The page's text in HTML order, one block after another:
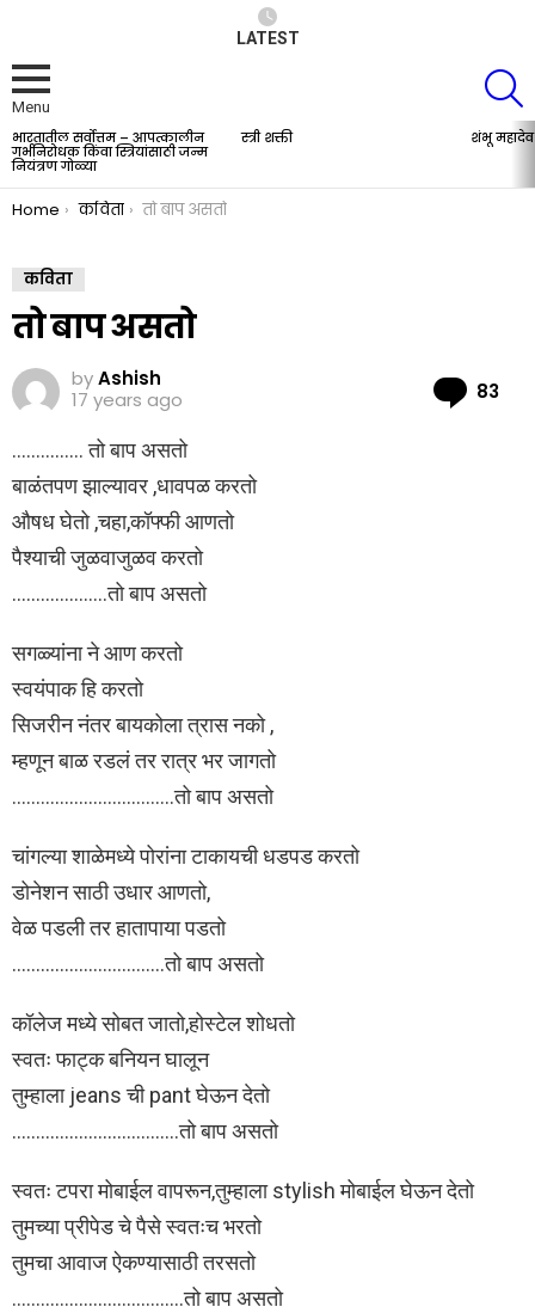
LATEST
Menu
LATEST
STORIES
भारतातील सर्वोत्तम – आपत्कालीन
गर्भनिरोधक किंवा स्त्रियांसाठी जन्म
नियंत्रण गोळ्या
स्त्री शक्ती शंभू महादेव
You are here:
Home कविता तो बाप असतो
कविता
तो बाप असतो
byAshish
17 years ago
83
…………… तो बाप असतो
बाळंतपण झाल्यावर ,धावपळ करतो
औषध घेतो ,चहा,कॉफ्फी आणतो
पैश्याची जुळवाजुळव करतो
………………..तो बाप असतो
सगळ्यांना ने आण करतो
स्वयंपाक हि करतो
सिजरीन नंतर बायकोला त्रास नको ,
म्हणून बाळ रडलं तर रात्र भर जागतो
…………………………….तो बाप असतो
चांगल्या शाळेमध्ये पोरांना टाकायची धडपड करतो
डोनेशन साठी उधार आणतो,
वेळ पडली तर हातापाया पडतो
…………………………..तो बाप असतो
कॉलेज मध्ये सोबत जातो,होस्टेल शोधतो
स्वतः फाट्क बनियन घालून
तुम्हाला jeans ची pant घेऊन देतो
……………………………..तो बाप असतो
स्वतः टपरा मोबाईल वापरून,तुम्हाला stylish मोबाईल घेऊन देतो
तुमच्या प्रीपेड चे पैसे स्वतःच भरतो
तुमचा आवाज ऐकण्यासाठी तरसतो
………………………………तो बाप असतो